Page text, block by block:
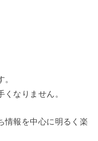
なりません。
情報を中心に明るく楽